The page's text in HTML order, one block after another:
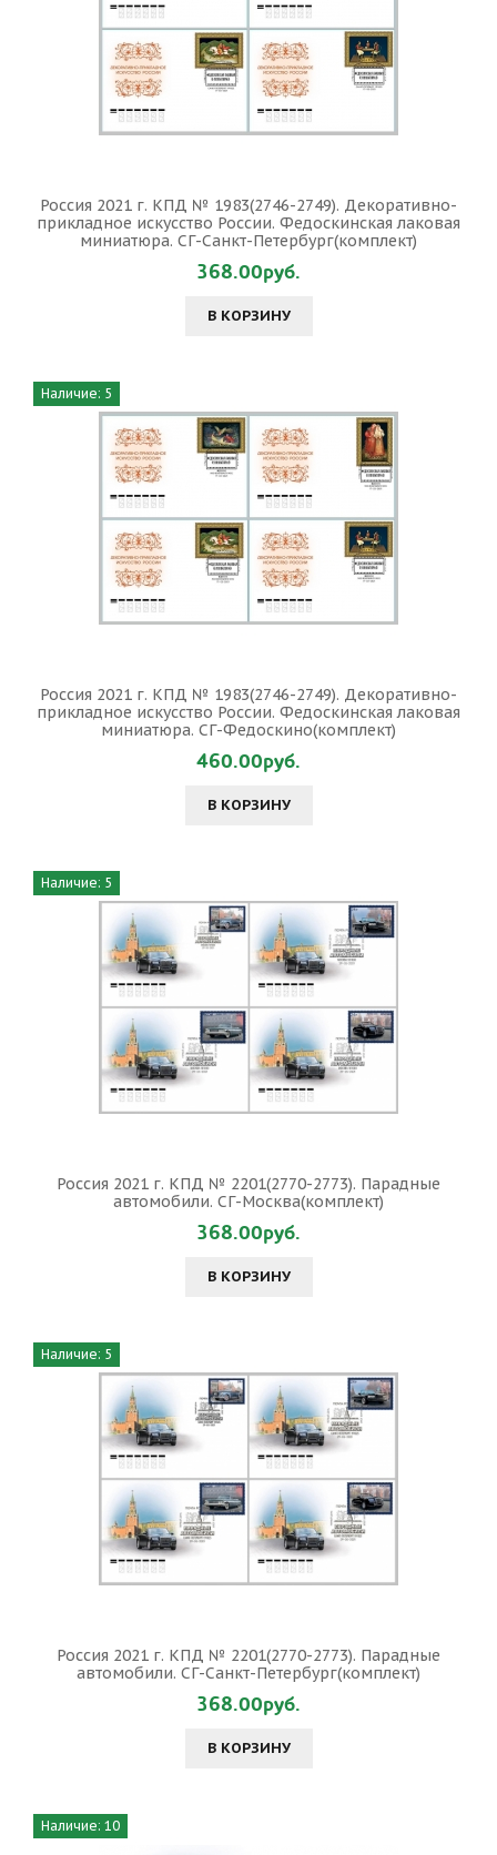
Россия 2021 г. КПД № 1983(2746-2749). Декоративно-
прикладное искусство России. Федоскинская лаковая
миниатюра. СГ-Санкт-Петербург(комплект)
368.00руб.
В КОРЗИНУ
Наличие: 5
Россия 2021 г. КПД № 1983(2746-2749). Декоративно-
прикладное искусство России. Федоскинская лаковая
миниатюра. СГ-Федоскино(комплект)
460.00руб.
В КОРЗИНУ
Наличие: 5
Россия 2021 г. КПД № 2201(2770-2773). Парадные
автомобили. СГ-Москва(комплект)
368.00руб.
В КОРЗИНУ
Наличие: 5
Россия 2021 г. КПД № 2201(2770-2773). Парадные
автомобили. СГ-Санкт-Петербург(комплект)
368.00руб.
В КОРЗИНУ
Наличие: 10